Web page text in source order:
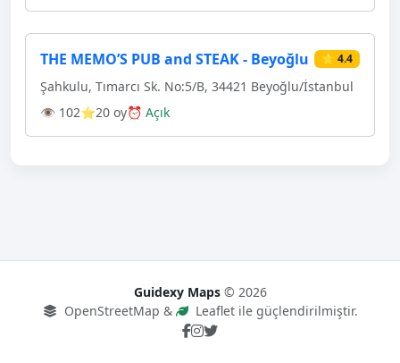
THE MEMO’S PUB and STEAK - Beyoğlu ⭐ 4.4
Şahkulu, Tımarcı Sk. No:5/B, 34421 Beyoğlu/İstanbul
👁 102⭐20 oy⏰ Açık
Guidexy Maps© 2026
OpenStreetMap &
Leaflet ile güçlendirilmiştir.